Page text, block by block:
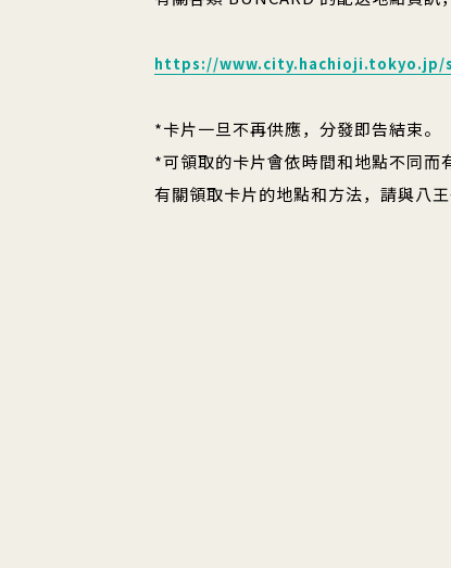
https://www.city.hachioji.tokyo.jp/
*卡片一旦不再供應，分發即告結束。
*可領取的卡片會依時間和地點不同而
有關領取卡片的地點和方法，請與八